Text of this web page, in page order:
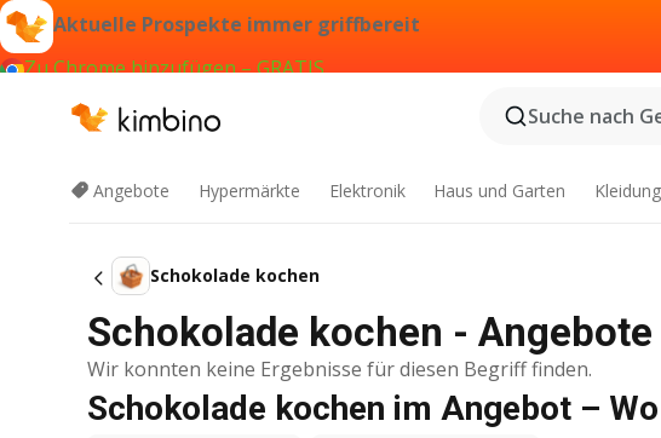
Aktuelle Prospekte immer griffbereit
Zu Chrome hinzufügen – GRATIS
Suche nach
Angebote Hypermärkte Elektronik Haus und Garten
Schokolade kochen
Schokolade kochen -
Wir konnten keine Ergebnisse für diesen Begriff finden.
Schokolade kochen im Angebot –